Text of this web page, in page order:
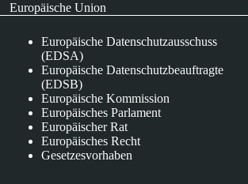
Europäische Union
Europäische Datenschutzausschuss
(EDSA)
Europäische Datenschutzbeauftragte
(EDSB)
Europäische Kommission
Europäisches Parlament
Europäischer Rat
Europäisches Recht
Gesetzesvorhaben